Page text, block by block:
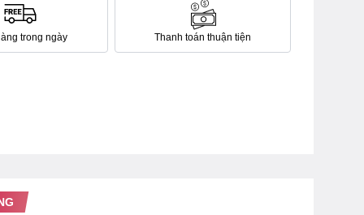
trong ngày Thanh toán thuận tiện